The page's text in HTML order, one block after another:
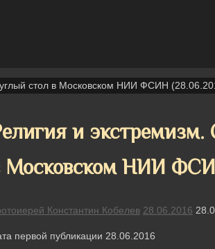
стол в Московском НИИ ФСИН
и экстремизм.
Московском НИИ
Константин Кобелев 28.06.2016
первой публикации 28.06.2016